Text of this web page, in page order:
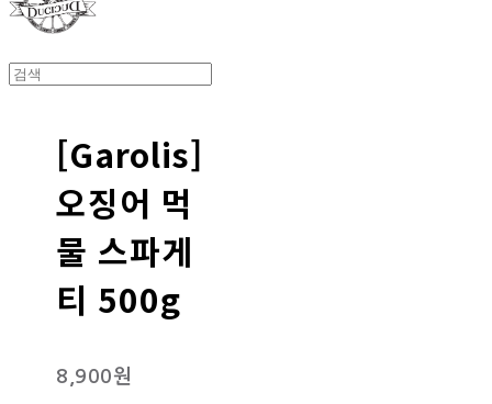
[Garolis]
오징어 먹
물 스파게
티 500g
8,900원